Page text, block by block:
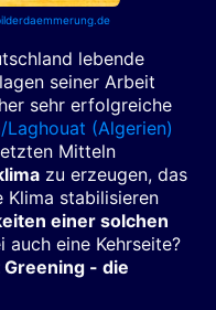
lebende
seiner Arbeit
sehr erfolgreiche
(Algerien)
Mitteln
zu erzeugen, das
Klima stabilisieren
einer solchen
auch eine Kehrseite?
- die